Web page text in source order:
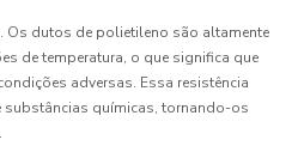
. Os dutos de polietileno são altamente
de temperatura, o que significa que
adversas. Essa resistência
substâncias químicas, tornando-os